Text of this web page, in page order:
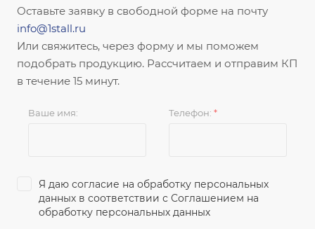
Оставьте заявку в свободной форме на почту
info@1stall.ru
Или свяжитесь, через форму и мы поможем
подобрать продукцию. Рассчитаем и отправим КП
в течение 15 минут.
Ваше имя: Телефон: *
Я даю согласие на обработку персональных
данных в соответствии с Соглашением на
обработку персональных данных